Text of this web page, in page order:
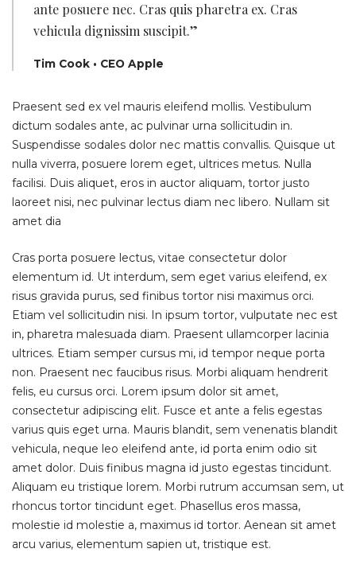
ante posuere nec. Cras quis pharetra ex. Cras
vehicula dignissim suscipit.”
Tim Cook • CEO Apple
Praesent sed ex vel mauris eleifend mollis. Vestibulum
dictum sodales ante, ac pulvinar urna sollicitudin in.
Suspendisse sodales dolor nec mattis convallis. Quisque ut
nulla viverra, posuere lorem eget, ultrices metus. Nulla
facilisi. Duis aliquet, eros in auctor aliquam, tortor justo
laoreet nisi, nec pulvinar lectus diam nec libero. Nullam sit
amet dia
Cras porta posuere lectus, vitae consectetur dolor
elementum id. Ut interdum, sem eget varius eleifend, ex
risus gravida purus, sed finibus tortor nisi maximus orci.
Etiam vel sollicitudin nisi. In ipsum tortor, vulputate nec est
in, pharetra malesuada diam. Praesent ullamcorper lacinia
ultrices. Etiam semper cursus mi, id tempor neque porta
non. Praesent nec faucibus risus. Morbi aliquam hendrerit
felis, eu cursus orci. Lorem ipsum dolor sit amet,
consectetur adipiscing elit. Fusce et ante a felis egestas
varius quis eget urna. Mauris blandit, sem venenatis blandit
vehicula, neque leo eleifend ante, id porta enim odio sit
amet dolor. Duis finibus magna id justo egestas tincidunt.
Aliquam eu tristique lorem. Morbi rutrum accumsan sem, ut
rhoncus tortor tincidunt eget. Phasellus eros massa,
molestie id molestie a, maximus id tortor. Aenean sit amet
arcu varius, elementum sapien ut, tristique est.